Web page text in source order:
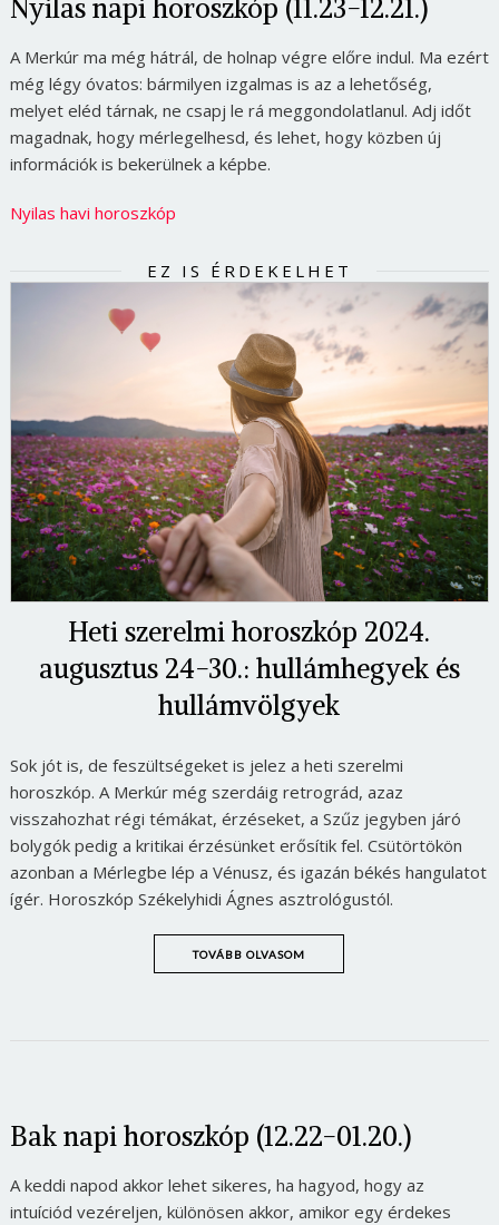
Nyilas napi horoszkóp (11.23-12.21.)
A Merkúr ma még hátrál, de holnap végre előre indul. Ma ezért
még légy óvatos: bármilyen izgalmas is az a lehetőség,
melyet eléd tárnak, ne csapj le rá meggondolatlanul. Adj időt
magadnak, hogy mérlegelhesd, és lehet, hogy közben új
információk is bekerülnek a képbe.
Nyilas havi horoszkóp
EZ IS ÉRDEKELHET
Heti szerelmi horoszkóp 2024.
augusztus 24-30.: hullámhegyek és
hullámvölgyek
Sok jót is, de feszültségeket is jelez a heti szerelmi
horoszkóp. A Merkúr még szerdáig retrográd, azaz
visszahozhat régi témákat, érzéseket, a Szűz jegyben járó
bolygók pedig a kritikai érzésünket erősítik fel. Csütörtökön
azonban a Mérlegbe lép a Vénusz, és igazán békés hangulatot
ígér. Horoszkóp Székelyhidi Ágnes asztrológustól.
TOVÁBB OLVASOM
Bak napi horoszkóp (12.22-01.20.)
A keddi napod akkor lehet sikeres, ha hagyod, hogy az
intuíciód vezéreljen, különösen akkor, amikor egy érdekes